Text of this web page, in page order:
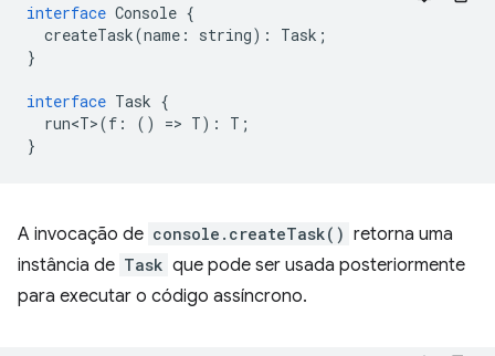
interface Console {
createTask(name : string) : Task ;
}
interface Task {
run<T>(f : () => T) : T ;
}
A invocação de console.createTask() retorna uma
instância de Task que pode ser usada posteriormente
para executar o código assíncrono.